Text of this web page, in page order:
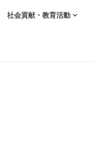
社会貢献・教育活動